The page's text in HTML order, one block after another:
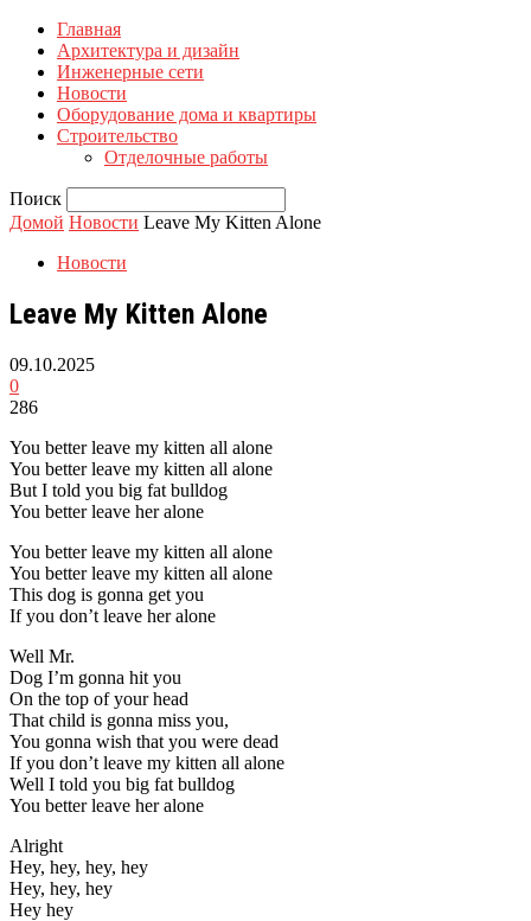
Главная
Архитектура и дизайн
Инженерные сети
Новости
Оборудование дома и квартиры
Строительство
Отделочные работы
Поиск
Домой Новости Leave My Kitten Alone
Новости
Leave My Kitten Alone
09.10.2025
0
286
You better leave my kitten all alone
You better leave my kitten all alone
But I told you big fat bulldog
You better leave her alone
You better leave my kitten all alone
You better leave my kitten all alone
This dog is gonna get you
If you don’t leave her alone
Well Mr.
Dog I’m gonna hit you
On the top of your head
That child is gonna miss you,
You gonna wish that you were dead
If you don’t leave my kitten all alone
Well I told you big fat bulldog
You better leave her alone
Alright
Hey, hey, hey, hey
Hey, hey, hey
Hey hey